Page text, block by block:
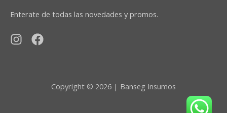
Enterate de todas las novedades y promos.
Copyright © 2026 | Banseg Insumos